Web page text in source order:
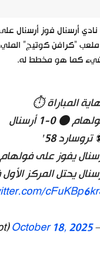
“كرافن كوتيج” المليء
كما هو مخطط له.
المباراة ⏱️
⚫ 0-1 أرسنال
تروسارد 58′
يفوز على
يحتل المركز الأول في
—
October 18, 2025